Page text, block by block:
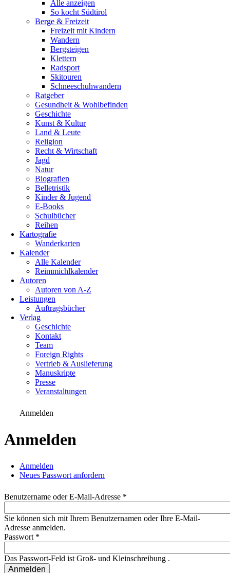
Alle anzeigen
So kocht Südtirol
Berge & Freizeit
Freizeit mit Kindern
Wandern
Bergsteigen
Klettern
Radsport
Skitouren
Schneeschuhwandern
Ratgeber
Gesundheit & Wohlbefinden
Geschichte
Kunst & Kultur
Land & Leute
Religion
Recht & Wirtschaft
Jagd
Natur
Biografien
Belletristik
Kinder & Jugend
E-Books
Schulbücher
Reihen
Kartografie
Wanderkarten
Kalender
Alle Kalender
Reimmichlkalender
Autoren
Autoren von A-Z
Leistungen
Auftragsbücher
Verlag
Geschichte
Kontakt
Team
Foreign Rights
Vertrieb & Auslieferung
Manuskripte
Presse
Veranstaltungen
Anmelden
Anmelden
Haupt-Reiter
Anmelden
Neues Passwort anfordern
Benutzername oder E-Mail-Adresse *
Sie können sich mit Ihrem Benutzernamen oder Ihre E-Mail-
Adresse anmelden.
Passwort *
Das Passwort-Feld ist Groß- und Kleinschreibung .